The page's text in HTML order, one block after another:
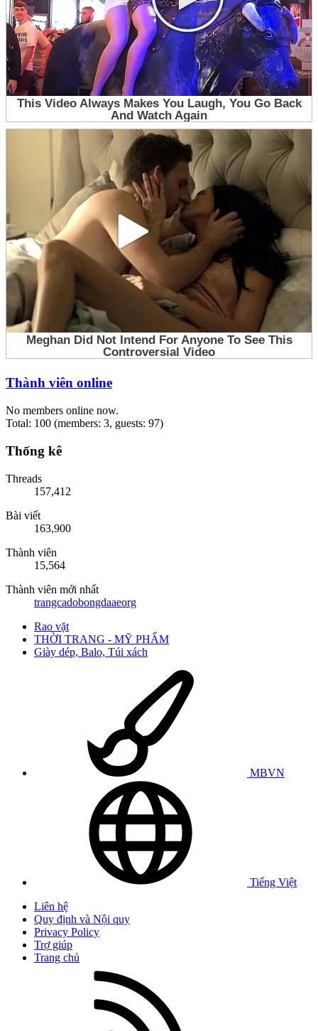
Thành viên online
No members online now.
Total: 100 (members: 3, guests: 97)
Thống kê
Threads
157,412
Bài viết
163,900
Thành viên
15,564
Thành viên mới nhất
trangcadobongdaaeorg
Rao vặt
THỜI TRANG - MỸ PHẨM
Giày dép, Balo, Túi xách
MBVN
Tiếng Việt
Liên hệ
Quy định và Nội quy
Privacy Policy
Trợ giúp
Trang chủ